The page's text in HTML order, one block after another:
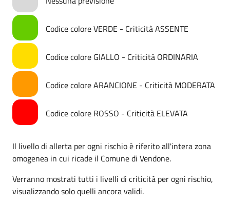
Codice colore VERDE - Criticità ASSENTE
Codice colore GIALLO - Criticità ORDINARIA
Codice colore ARANCIONE - Criticità MODERATA
Codice colore ROSSO - Criticità ELEVATA
Il livello di allerta per ogni rischio è riferito all'intera zona
omogenea in cui ricade il Comune di Vendone.
Verranno mostrati tutti i livelli di criticità per ogni rischio,
visualizzando solo quelli ancora validi.